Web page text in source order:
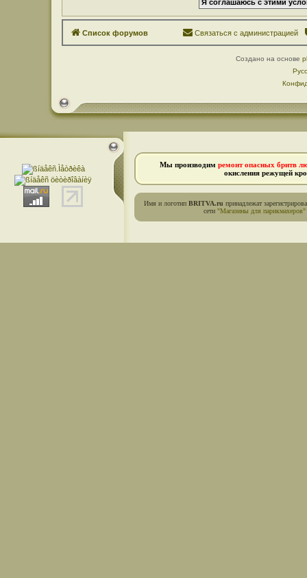
Список форумов Связаться с администрацией
Создано на основе
Мы производим ремонт опасных бритв
окисления режущей
Имя и логотип BRITVA.ru принадлежат
сети "Магазины для парикмахеров"